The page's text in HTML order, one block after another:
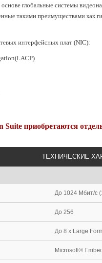
основе глобальные системы
такими преимуществами как
интерфейсных плат (NIC):
приобретаются
ТЕХНИЧЕСКИЕ
До 1024 Мбит/с
До 256
До 8 x Large
Microsoft®